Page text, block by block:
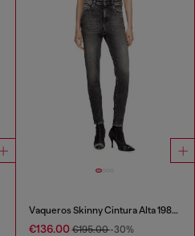
Vaqueros Skinny Cintura Alta 1984 Slandy-High
€136.00€195.00-30%